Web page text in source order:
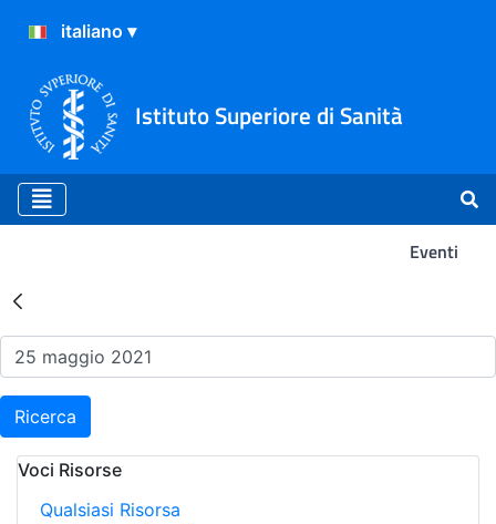
Istituto Superiore di Sanità
Eventi
Risultati della Ricerca -
Ricerca
Voci Risorse
Qualsiasi Risorsa